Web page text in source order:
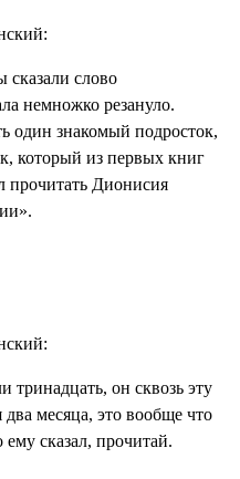
слово
немножко резануло.
один знакомый подросток,
который из первых книг
прочитать Дионисия
он сквозь эту
месяца, это вообще что
ему сказал, прочитай.